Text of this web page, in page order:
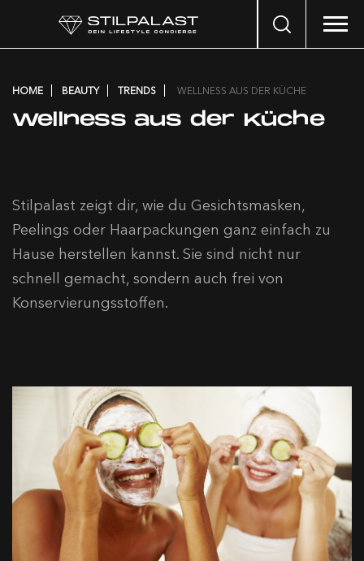
Search
HOME BEAUTY TRENDS WELLNESS AUS DER KÜCHE
Wellness aus der Küche
Stilpalast zeigt dir, wie du Gesichtsmasken,
Peelings oder Haarpackungen ganz einfach zu
Hause herstellen kannst. Sie sind nicht nur
schnell gemacht, sondern auch frei von
Konservierungsstoffen.